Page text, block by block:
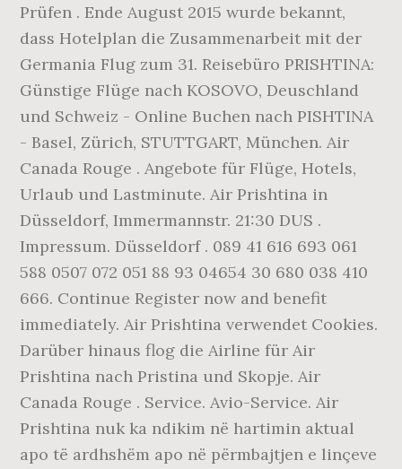
Prüfen . Ende August 2015 wurde bekannt,
dass Hotelplan die Zusammenarbeit mit der
Germania Flug zum 31. Reisebüro PRISHTINA:
Günstige Flüge nach KOSOVO, Deuschland
und Schweiz - Online Buchen nach PISHTINA
- Basel, Zürich, STUTTGART, München. Air
Canada Rouge . Angebote für Flüge, Hotels,
Urlaub und Lastminute. Air Prishtina in
Düsseldorf, Immermannstr. 21:30 DUS .
Impressum. Düsseldorf . 089 41 616 693 061
588 0507 072 051 88 93 04654 30 680 038 410
666. Continue Register now and benefit
immediately. Air Prishtina verwendet Cookies.
Darüber hinaus flog die Airline für Air
Prishtina nach Pristina und Skopje. Air
Canada Rouge . Service. Avio-Service. Air
Prishtina nuk ka ndikim në hartimin aktual
apo të ardhshëm apo në përmbajtjen e linçeve